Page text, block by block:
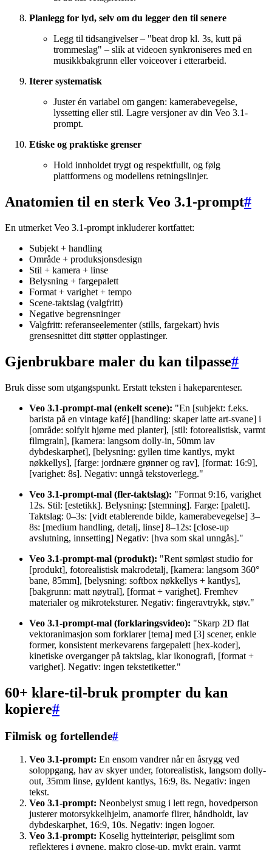
Planlegg for lyd, selv om du legger den til senere
Legg til tidsangivelser – "beat drop kl. 3s, kutt på
trommeslag" – slik at videoen synkroniseres med en
musikkbakgrunn eller voiceover i etterarbeid.
Iterer systematisk
Juster én variabel om gangen: kamerabevegelse,
lyssetting eller stil. Lagre versjoner av din Veo 3.1-
prompt.
Etiske og praktiske grenser
Hold innholdet trygt og respektfullt, og følg
plattformens og modellens retningslinjer.
Anatomien til en sterk Veo 3.1-prompt#
En utmerket Veo 3.1-prompt inkluderer kortfattet:
Subjekt + handling
Område + produksjonsdesign
Stil + kamera + linse
Belysning + fargepalett
Format + varighet + tempo
Scene-taktslag (valgfritt)
Negative begrensninger
Valgfritt: referanseelementer (stills, fargekart) hvis
grensesnittet ditt støtter opplastinger.
Gjenbrukbare maler du kan tilpasse#
Bruk disse som utgangspunkt. Erstatt teksten i hakeparenteser.
Veo 3.1-prompt-mal (enkelt scene): "En [subjekt: f.eks.
barista på en vintage kafé] [handling: skaper latte art-svane] i
[område: solfylt hjørne med planter], [stil: fotorealistisk, varmt
filmgrain], [kamera: langsom dolly-in, 50mm lav
dybdeskarphet], [belysning: gyllen time kantlys, mykt
nøkkellys], [farge: jordnære grønner og rav], [format: 16:9],
[varighet: 8s]. Negativ: unngå tekstoverlegg."
Veo 3.1-prompt-mal (fler-taktslag): "Format 9:16, varighet
12s. Stil: [estetikk]. Belysning: [stemning]. Farge: [palett].
Taktslag: 0–3s: [vidt etablerende bilde, kamerabevegelse] 3–
8s: [medium handling, detalj, linse] 8–12s: [close-up
avslutning, innsetting] Negativ: [hva som skal unngås]."
Veo 3.1-prompt-mal (produkt): "Rent sømløst studio for
[produkt], fotorealistisk makrodetalj, [kamera: langsom 360°
bane, 85mm], [belysning: softbox nøkkellys + kantlys],
[bakgrunn: matt nøytral], [format + varighet]. Fremhev
materialer og mikroteksturer. Negativ: fingeravtrykk, støv."
Veo 3.1-prompt-mal (forklaringsvideo): "Skarp 2D flat
vektoranimasjon som forklarer [tema] med [3] scener, enkle
former, konsistent merkevarens fargepalett [hex-koder],
kinetiske overganger på taktslag, klar ikonografi, [format +
varighet]. Negativ: ingen tekstetiketter."
60+ klare-til-bruk prompter du kan
kopiere#
Filmisk og fortellende#
Veo 3.1-prompt: En ensom vandrer når en åsrygg ved
soloppgang, hav av skyer under, fotorealistisk, langsom dolly-
out, 35mm linse, gyldent kantlys, 16:9, 8s. Negativ: ingen
tekst.
Veo 3.1-prompt: Neonbelyst smug i lett regn, hovedperson
justerer motorsykkelhjelm, anamorfe flirer, håndholdt, lav
dybdeskarphet, 16:9, 10s. Negativ: ingen logoer.
Veo 3.1-prompt: Koselig hytteinteriør, peisglimt som
reflekteres i øynene, makro close-up, mykt grain, varmt